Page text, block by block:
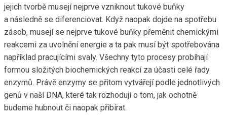
jejich tvorbě musejí nejprve vzniknout tukové buňky
a následně se diferenciovat. Když naopak dojde na spotřebu
zásob, musejí se nejprve tukové buňky přeměnit chemickými
reakcemi za uvolnění energie a ta pak musí být spotřebována
například pracujícími svaly. Všechny tyto procesy probíhají
formou složitých biochemických reakcí za účasti celé řady
enzymů. Právě enzymy se přitom vytvářejí podle jednotlivých
genů v naší DNA, které tak rozhodují o tom, jak ochotně
budeme hubnout či naopak přibírat.